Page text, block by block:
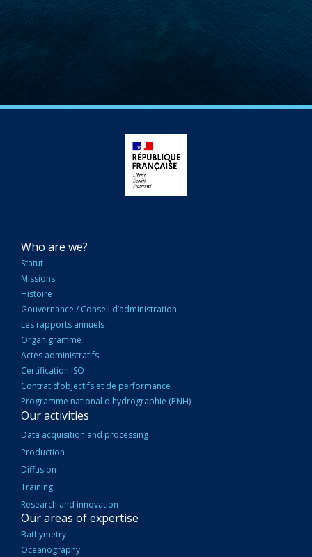
NAVIGATION
PRINCIPALE
Who are we?
Statut
Missions
Histoire
Gouvernance / Conseil d’administration
Les rapports annuels
Organigramme
Actes administratifs
Certification ISO
Contrat d’objectifs et de performance
Programme national d'hydrographie (PNH)
Our activities
Data acquisition and processing
Production
Diffusion
Training
Research and innovation
Our areas of expertise
Bathymetry
Oceanography